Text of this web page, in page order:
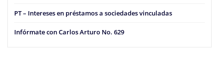
PT – Intereses en préstamos a sociedades vinculadas
Infórmate con Carlos Arturo No. 629